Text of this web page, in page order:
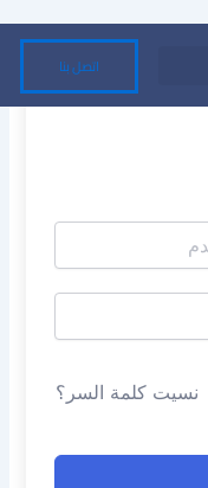
اتصل بنا
نسيت كلمة السر؟